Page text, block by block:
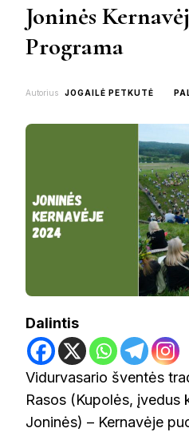
Joninės
Programa
Autorius JOGAILĖ PETKUTĖ
Dalintis
Vidurvasario šventės
Rasos (Kupolės, įvedus
Joninės) – Kernavėje